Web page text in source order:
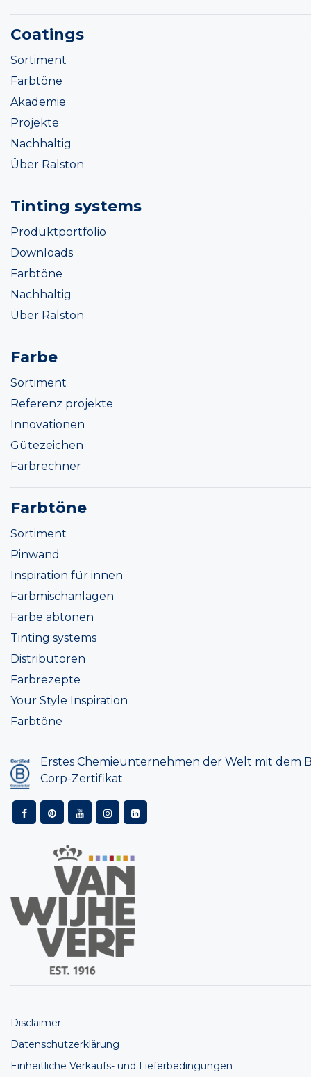
Coatings
Sortiment
Farbtöne
Akademie
Projekte
Nachhaltig
Über Ralston
Tinting systems
Produktportfolio
Downloads
Farbtöne
Nachhaltig
Über Ralston
Farbe
Sortiment
Referenz projekte
Innovationen
Gütezeichen
Farbrechner
Farbtöne
Sortiment
Pinwand
Inspiration für innen
Farbmischanlagen
Farbe abtonen
Tinting systems
Distributoren
Farbrezepte
Your Style Inspiration
Farbtöne
Erstes Chemieunternehmen der Welt mit dem
Corp-Zertifikat
Disclaimer
Datenschutzerklärung
Einheitliche Verkaufs- und Lieferbedingungen